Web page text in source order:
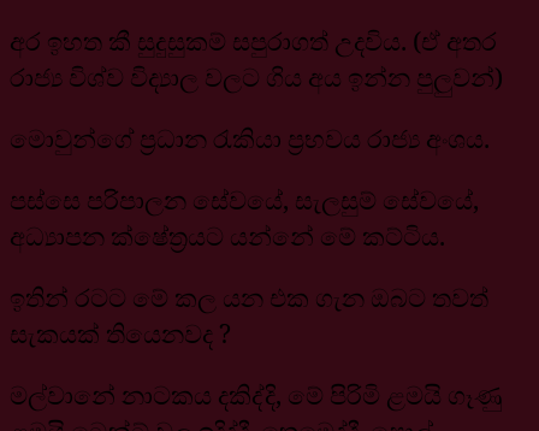
අර ඉහත කී සුදුසුකම් සපුරාගත් උදවිය. (ඒ අතර
රාජ්‍ය විශ්ව විද්‍යාල වලට ගිය අය ඉන්න පුලුවන්)
මොවුන්ගේ ප්‍රධාන රැකියා ප්‍රභවය රාජ්‍ය අංශය.
පස්සෙ පරිපාලන සේවයේ, සැලසුම් සේවයේ,
අධ්‍යාපන ක්ෂේත්‍රයට යන්නේ මේ කට්ටිය.
ඉතින් රටට මේ කල යන එක ගැන ඔබට තවත්
සැකයක් තියෙනවද ?
මල්වානේ නාටකය දකිද්දි, මේ පිරිමි ළමයි ගෑණු